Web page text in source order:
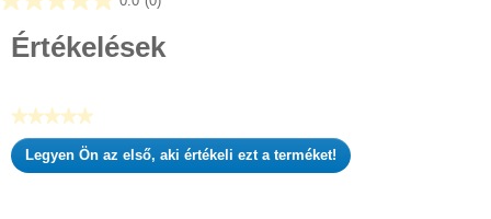
0.0
elérhető
Értékelések
★★★★★
Nincs
értékelési
Legyen Ön az első, aki értékeli ezt a terméket!
.